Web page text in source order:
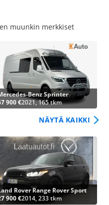
muunkin merkkiset
Benz Sprinter
900 €2021, 165 tkm
NÄYTÄ KAIKKI
Rover Range Rover Sport
900 €2014, 233 tkm